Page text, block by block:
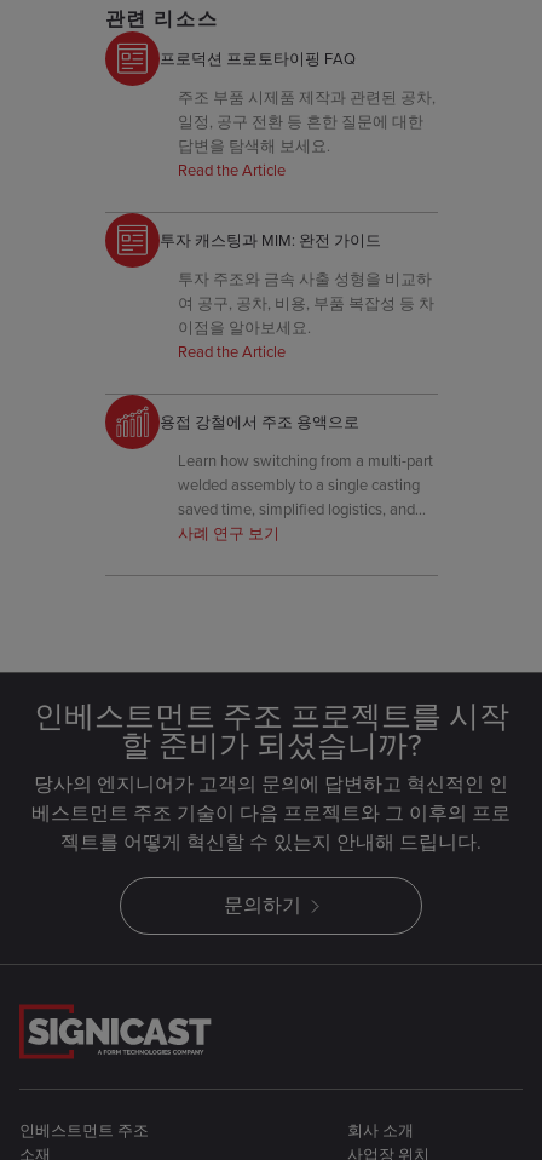
관련 리소스
프로덕션 프로토타이핑 FAQ
주조 부품 시제품 제작과 관련된 공차,
일정, 공구 전환 등 흔한 질문에 대한
답변을 탐색해 보세요.
Read the Article
투자 캐스팅과 MIM: 완전 가이드
투자 주조와 금속 사출 성형을 비교하
여 공구, 공차, 비용, 부품 복잡성 등 차
이점을 알아보세요.
Read the Article
용접 강철에서 주조 용액으로
Learn how switching from a multi-part
welded assembly to a single casting
saved time, simplified logistics, and
improved repeatability.
사례 연구 보기
인베스트먼트 주조 프로젝트를 시작
할 준비가 되셨습니까?
당사의 엔지니어가 고객의 문의에 답변하고 혁신적인 인
베스트먼트 주조 기술이 다음 프로젝트와 그 이후의 프로
젝트를 어떻게 혁신할 수 있는지 안내해 드립니다.
문의하기
인베스트먼트 주조
소재
회사 소개
사업장 위치